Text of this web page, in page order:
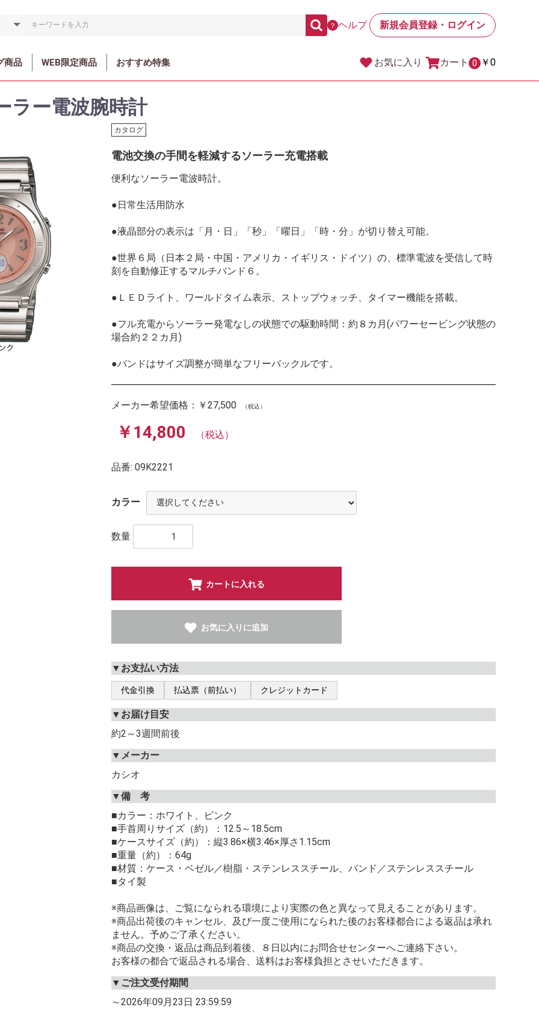
？ ヘルプ 新規会員登録・ログイン
商品 WEB限定商品 おすすめ特集 お気に入り カート 0 ￥0
ラー電波腕時計
カタログ
電池交換の手間を軽減するソーラー充電搭載
便利なソーラー電波時計。
●日常生活用防水
●液晶部分の表示は「月・日」「秒」「曜日」「時・分」が切り替え可能。
●世界６局（日本２局・中国・アメリカ・イギリス・ドイツ）の、標準電波を受信して時
刻を自動修正するマルチバンド６。
●ＬＥＤライト、ワールドタイム表示、ストップウォッチ、タイマー機能を搭載。
●フル充電からソーラー発電なしの状態での駆動時間：約８カ月(パワーセービング状態の
場合約２２カ月)
●バンドはサイズ調整が簡単なフリーバックルです。
メーカー希望価格： ￥27,500 （税込）
￥14,800 （税込）
品番: 09K2221
カラー
数量
カートに入れる
お気に入りに追加
▼お支払い方法
代金引換 払込票（前払い） クレジットカード
▼お届け目安
約2～3週間前後
▼メーカー
カシオ
▼備 考
■カラー：ホワイト、ピンク
■手首周りサイズ（約）：12.5～18.5cm
■ケースサイズ（約）：縦3.86×横3.46×厚さ1.15cm
■重量（約）：64g
■材質：ケース・ベゼル／樹脂・ステンレススチール、バンド／ステンレススチール
■タイ製
※商品画像は、ご覧になられる環境により実際の色と異なって見えることがあります。
※商品出荷後のキャンセル、及び一度ご使用になられた後のお客様都合による返品は承れ
ません。予めご了承ください。
※商品の交換・返品は商品到着後、８日以内にお問合せセンターへご連絡下さい。
お客様の都合で返品される場合、送料はお客様負担とさせいただきます。
▼ご注文受付期間
～2026年09月23日 23:59:59